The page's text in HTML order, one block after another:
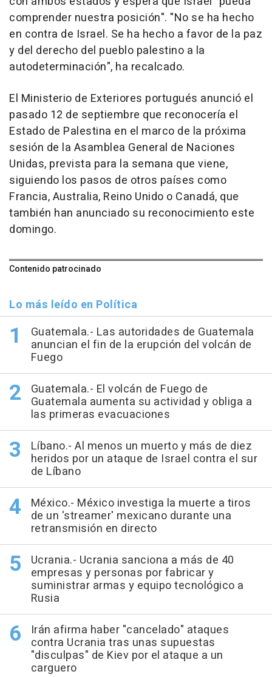
comprender nuestra posición". "No se ha hecho
en contra de Israel. Se ha hecho a favor de la paz
y del derecho del pueblo palestino a la
autodeterminación", ha recalcado.
El Ministerio de Exteriores portugués anunció el
pasado 12 de septiembre que reconocería el
Estado de Palestina en el marco de la próxima
sesión de la Asamblea General de Naciones
Unidas, prevista para la semana que viene,
siguiendo los pasos de otros países como
Francia, Australia, Reino Unido o Canadá, que
también han anunciado su reconocimiento este
domingo.
Contenido patrocinado
Lo más leído en Política
Guatemala.- Las autoridades de Guatemala
anuncian el fin de la erupción del volcán de
Fuego
Guatemala.- El volcán de Fuego de
Guatemala aumenta su actividad y obliga a
las primeras evacuaciones
Líbano.- Al menos un muerto y más de diez
heridos por un ataque de Israel contra el sur
de Líbano
México.- México investiga la muerte a tiros
de un 'streamer' mexicano durante una
retransmisión en directo
Ucrania.- Ucrania sanciona a más de 40
empresas y personas por fabricar y
suministrar armas y equipo tecnológico a
Rusia
Irán afirma haber "cancelado" ataques
contra Ucrania tras unas supuestas
"disculpas" de Kiev por el ataque a un
carguero